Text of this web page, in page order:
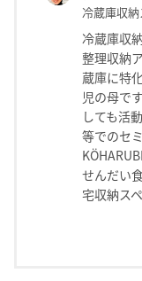
冷蔵庫収
冷蔵庫収
整理収納
蔵庫に特
児の母で
しても活
等でのセ
せんだい
宅収納ス